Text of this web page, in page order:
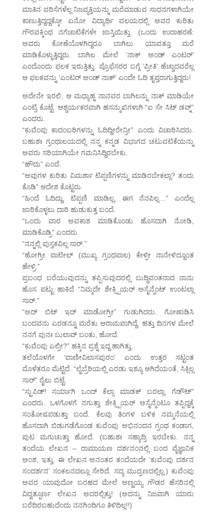
ಮಾತಿನ ವರಿಸೆಗಳೆಲ್ಲ ನಿಜವ್ಯಕ್ತಿಯನ್ನು ಮರೆಮಾಡುವ ಸಾಧನಗಳಾಗಿಯೇ
ಕಾಣುತ್ತಿದ್ದದ್ದಕ್ಕೋ ಏನೋ ವಿದ್ಯಾರ್ಥಿ ವಲಯದಲ್ಲಿ ಅವರ ಕುರಿತು
ಗೌರವಕ್ಕಿಂಥ ನಗೆಚಾಟಿಕೆಗಳೇ ಜಾಸ್ತಿಯಿತ್ತು. (ಒಂದು ಉದಾಹರಣೆ:
ಅವರು ಕೋಣೆಯೊಳಗಿದ್ದರೂ ಬಾಗಿಲು ಯಾವತ್ತೂ ಮರೆ
ಮಾಡಿಕೊಳ್ಳುತ್ತಿದ್ದರು. ಬಾಗಿಲ ಮೇಲೆ ‘ನಾಕ್ ಅಂಡ್ ಎಂಟರ್’
ಎಂದೊಂದು ಫಲಕ ಇರುತ್ತಿತ್ತು. ಪ್ರೊಫೆಸರರ ಬಗ್ಗೆ ‘ಪ್ರೀತಿ’ ಹೆಚ್ಚಾದವರೆಲ್ಲ
ಆ ಫಲಕವನ್ನು ‘ಎಂಟರ್ ಅಂಡ್ ನಾಕ್’ ಎಂದೇ ಓದಿ ತೃಪ್ತರಾಗುತ್ತಿದ್ದರು!
ಅದೇನೇ ಇರಲಿ, ಆ ಮಧ್ಯಾಹ್ನ ನಾನವರ ಬಾಗಿಲನ್ನು ನಾಕ್ ಮಾಡಿಯೇ
ಎಂಟ್ರಿ ಕೊಟ್ಟೆ. ಆಶ್ಚರ್ಯಕರವಾಗಿ ಹಸನ್ಮುಖಿಗಳಾಗಿ “ಐ ಸೇ ಸಿಟ್ ಡವ್ನ್”
ಎಂದರು.
“ಕುವೆಂಪು ಕಾದಂಬರಿಗಳನ್ನು ಓದಿದ್ದೀರೇನ್ರೀ” ಎಂದು ವಿಚಾರಿಸಿದರು.
ಬಹುಶಃ ಗ್ರಂಥಾಲಯದಲ್ಲಿ ನನ್ನ ಕನ್ನಡ ವಿಭಾಗದ ಚಟುವಟಿಕೆಯನ್ನು
ಅವರು ಸರಿಯಾಗಿಯೇ ಗಮನಿಸಿದ್ದಿರಬೇಕು.
“ಹೌದು” ಎಂದೆ.
“ಅವುಗಳ ಕುರಿತು ವಿಮರ್ಶಾ ಟಿಪ್ಪಣಿಗಳನ್ನು ಮಾಡಿರಬೇಕಲ್ಲಾ? ತಂದು
ಕೊಡಿ” ಆದೇಶ ಕೊಟ್ಟರು.
“ಹಿಂದೆ ಓದಿದ್ದು, ಟಿಪ್ಪಣಿ ಮಾಡಿಲ್ಲ, ಈಗ ನೆನಪಿಲ್ಲ…” ಎಂದೆಲ್ಲ
ಜಾರಿಕೊಳ್ಳಲು ದಾರಿ ಹುಡುಕುತ್ತ ಬಂದೆ.
“ಒಂದು ವಾರ ಅವಕಾಶ ಮಾಡಿಕೊಂಡು ಹೊಸದಾಗಿ ನೋಡಿ,
ಮಾಡಿಕೊಡ್ರಿ” ಎಂದರು.
“ನನ್ನಲ್ಲಿ ಪುಸ್ತಕವಿಲ್ಲ ಸಾರ್.”
“ಹೋಗ್ರೀ ಪಾಟೀಲ್ (ಮುಖ್ಯ ಗ್ರಂಥಪಾಲ) ಕೇಳ್ರೀ ನಾನೇಳಿದ್ದೂಂತ
ಹೇಳ್ರಿ.”
ಪ್ರಬಂಧ ಬರೆಯುವುದನ್ನು ತಪ್ಪಿಸುವುದರಲ್ಲಿ ಬುದ್ಧಿವಂತನಾದ ನಾನು
ಹೊಸ ಪಟ್ಟು ಹಾಕಿದೆ “ನಿಮ್ಮದೇ ಶೇಕ್ಸ್ಪಿಯರ್ ಅಸೈನ್ಮೆಂಟ್ ಉಂಟಲ್ಲಾ
ಸಾರ್.”
“ಅದ್ ಬಿಟ್ ಇದ್ ಮಾಡೋಗ್ರೀ” ಗುಡುಗಿದರು. ಗೋಣಾಡಿಸಿ
ಬಂದವನು ಎರಡನ್ನೂ ಮರೆತು ಆರಾಮವಾಗಿದ್ದೆ. ಹತ್ತು ದಿನಗಳ ಮೇಲೆ
ನನಗೆ ಪುನಃ ಬುಲಾವ್ ಬಂತು, ಹೋದೆ.
“ಕುವೆಂಪು ಎಲ್ರೀ?” ಹಕ್ಕಿನ ಪ್ರಶ್ನೆ ಇದ್ದ ಹಾಗಿತ್ತು.
ತಲೆಯೊಳಗೇ ‘ವಾಣೀವಿಲಾಸಪುರಂ’ ಎಂದು ಉತ್ತರ ಸಟ್ಟಂತ
ಮೊಳೆತರೂ ಮೆಟ್ಟಿದೆ. “ಲೈಬ್ರೆರಿಯಲ್ಲಿ ಎರಡು ಇಶ್ಯೂ ಆಗಿದೆಯಂತೆ, ಸಿಕ್ಲಿಲ್ಲ
ಸಾರ್” ರೈಲು ಬಿಟ್ಟೆ.
“ಸ್ಟುಪಿಡ್! ಸರ್ಯಾಗಿ ಒಂದ್ ಕೆಲ್ಸಾ ಮಾಡಕ್ ಬರಲ್ಲಾ, ಗೆಡೌಟ್”
ಎಂದರು. ಒಳಗೊಳಗೆ ನಗುತ್ತಾ ಶೇಕ್ಸ್ಪಿಯರ್ ಅಸೈನ್ಮೆಂಟೂ ತಪ್ಪಿದ್ದಕ್ಕೆ
ಸಂತೋಷಪಡುತ್ತಾ ಬಂದೆ. ಕೆಲವು ತಿಂಗಳ ಬಳಿಕ ನಮ್ಮನೆಯಲ್ಲಿ
ಹೊಸದಾಗಿ ಬಿಡುಗಡೆಗೊಂಡ ಕುವೆಂಪು ಅಭಿನಂದನ ಗ್ರಂಥ ಕಂಡಾಗ,
ಪುಟ ಮಗುಚುತ್ತಾ ಹೋದೆ. (ಬಹುಶಃ ಸಹ್ಯಾದ್ರಿ ಇರಬೇಕು. ನನ್ನ
ತಂದೆಯ ಲೇಖನ – ರಾಮಾಯಣ ದರ್ಶನಂನಲ್ಲಿ ಬಂದ ವೈಜ್ಞಾನಿಕ
ಅಂಶ, ಇತ್ತು. ಈ ಲೇಖನ ಅನಂತರ ತಂದೆಯದೇ ‘ಕುವೆಂಪು ದರ್ಶನ
ಸಂದರ್ಶನ’ ಸಂಕಲನದಲ್ಲೂ ಸೇರಿದೆ. ಸದ್ಯ ಮುದ್ರಣದಲ್ಲಿಲ್ಲ.) ಕುವೆಂಪು
ಅವರ ಯಾವುದೋ ಬರಹದ ಮೇಲೆ ಅಣ್ಣಯ್ಯ ಗೌಡರ ಹೆಸರಿನಲ್ಲಿ
ವಿದ್ವತ್ಪೂರ್ಣ ಲೇಖನ ಅದರಲ್ಲಿತ್ತು! (ಅದನ್ನು ನಿಜವಾಗಿ ಯಾರು
ಬರೆದಿರಬಹುದೆಂದು ನನಗಿಂದಿಗೂ ತಿಳಿದಿಲ್ಲ!!)